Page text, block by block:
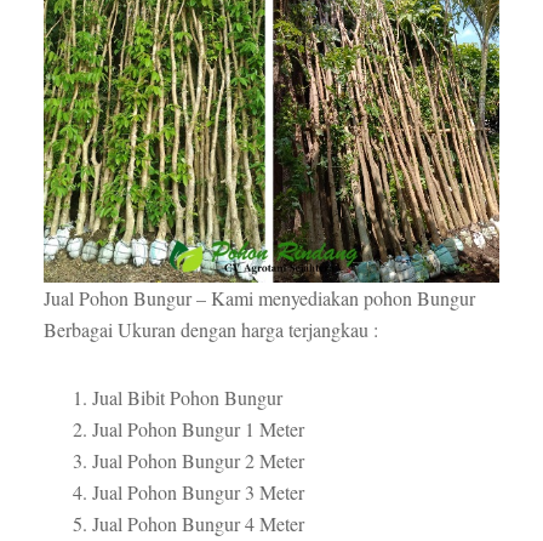
Jual Pohon Bungur – Kami menyediakan pohon Bungur
Berbagai Ukuran dengan harga terjangkau :
Jual Bibit Pohon Bungur
Jual Pohon Bungur 1 Meter
Jual Pohon Bungur 2 Meter
Jual Pohon Bungur 3 Meter
Jual Pohon Bungur 4 Meter